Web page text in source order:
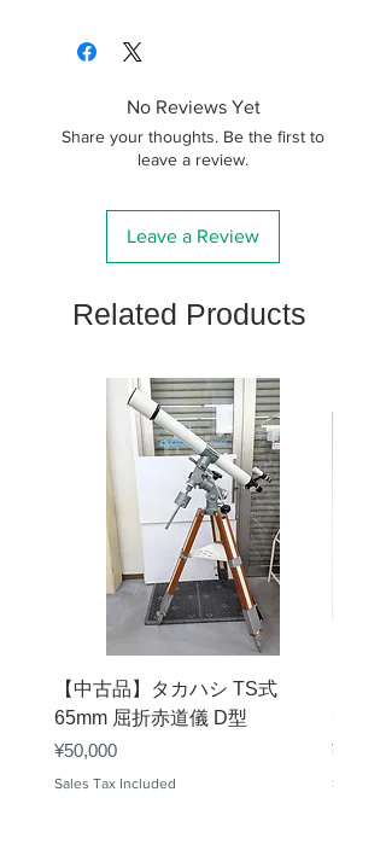
アクロマート
＜0.5Å
約700mm（ソーラーダ
イアゴナル含まず）
質量
約6kg（ソーラーダイア
ゴナル、アイピース含
No Reviews Yet
Share your thoughts. Be the first to
leave a review.
Leave a Review
Related Products
【中古品】タカハシ TS式
65mm 屈折赤道儀 D型
Price
¥50,000
Sales Tax Included
Price
¥25,000
Sales